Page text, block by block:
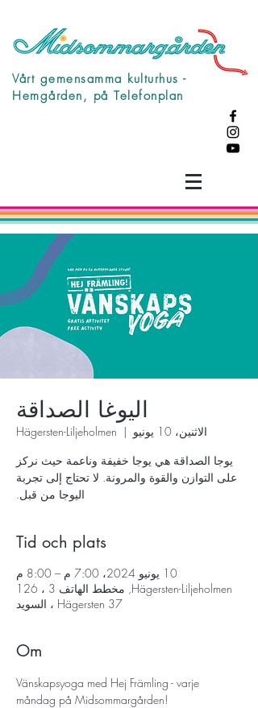
Vårt gemensamma kulturhus -
Hemgården, på Telefonplan
اليوغا الصداقة
الاثنين، 10 يونيو
  |
Hägersten-Liljeholmen
يوجا الصداقة هي يوجا خفيفة وناعمة حيث نركز
على التوازن والقوة والمرونة. لا تحتاج إلى تجربة
اليوجا من قبل.
Tid och plats
10 يونيو 2024، 7:00 م – 8:00 م
Hägersten-Liljeholmen, مخطط الهاتف 3 ، 126
37 Hägersten ، السويد
Om
Vänskapsyoga med Hej Främling - varje
måndag på Midsommargården!